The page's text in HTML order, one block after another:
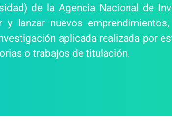
de la Agencia Nacional de
lanzar nuevos
aplicada realizada por
o trabajos de titulación.